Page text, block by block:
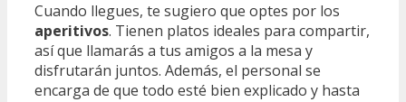
Cuando llegues, te sugiero que optes por los
aperitivos. Tienen platos ideales para compartir,
así que llamarás a tus amigos a la mesa y
disfrutarán juntos. Además, el personal se
encarga de que todo esté bien explicado y hasta